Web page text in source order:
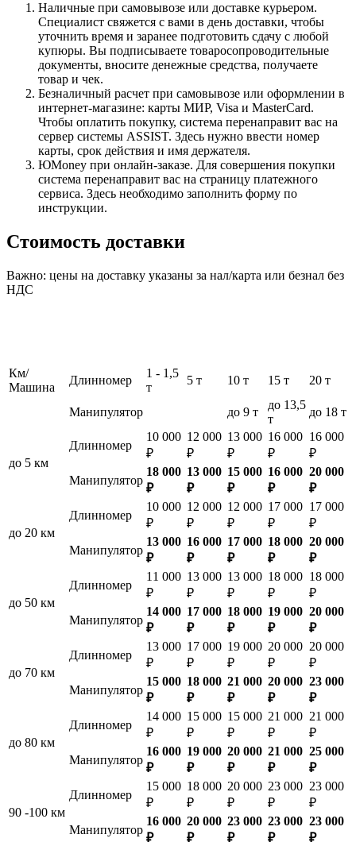
Наличные при самовывозе или доставке курьером.
Специалист свяжется с вами в день доставки, чтобы
уточнить время и заранее подготовить сдачу с любой
купюры. Вы подписываете товаросопроводительные
документы, вносите денежные средства, получаете
товар и чек.
Безналичный расчет при самовывозе или оформлении в
интернет-магазине: карты МИР, Visa и MasterCard.
Чтобы оплатить покупку, система перенаправит вас на
сервер системы ASSIST. Здесь нужно ввести номер
карты, срок действия и имя держателя.
ЮMoney при онлайн-заказе. Для совершения покупки
система перенаправит вас на страницу платежного
сервиса. Здесь необходимо заполнить форму по
инструкции.
Стоимость доставки
Важно: цены на доставку указаны за нал/карта или безнал без
НДС
Км/
Машина
Длинномер
1 - 1,5
т
5 т 10 т 15 т 20 т
Манипулятор до 9 т
до 13,5
т
до 18 т
до 5 км
Длинномер
10 000
₽
12 000
₽
13 000
₽
16 000
₽
16 000
₽
Манипулятор
18 000
₽
13 000
₽
15 000
₽
16 000
₽
20 000
₽
до 20 км
Длинномер
10 000
₽
12 000
₽
12 000
₽
17 000
₽
17 000
₽
Манипулятор
13 000
₽
16 000
₽
17 000
₽
18 000
₽
20 000
₽
до 50 км
Длинномер
11 000
₽
13 000
₽
13 000
₽
18 000
₽
18 000
₽
Манипулятор
14 000
₽
17 000
₽
18 000
₽
19 000
₽
20 000
₽
до 70 км
Длинномер
13 000
₽
17 000
₽
19 000
₽
20 000
₽
20 000
₽
Манипулятор
15 000
₽
18 000
₽
21 000
₽
20 000
₽
23 000
₽
до 80 км
Длинномер
14 000
₽
15 000
₽
15 000
₽
21 000
₽
21 000
₽
Манипулятор
16 000
₽
19 000
₽
20 000
₽
21 000
₽
25 000
₽
90 -100 км
Длинномер
15 000
₽
18 000
₽
20 000
₽
23 000
₽
23 000
₽
Манипулятор
16 000
₽
20 000
₽
23 000
₽
23 000
₽
23 000
₽